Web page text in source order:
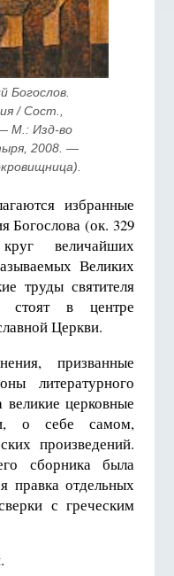
Богослов.
/ Сост.,
М.: Изд-во
2008. —
избранные
Богослова (ок. 329
величайших
Великих
труды святителя
в центре
Церкви.
призванные
литературного
великие церковные
о себе самом,
произведений.
сборника была
правка отдельных
с греческим